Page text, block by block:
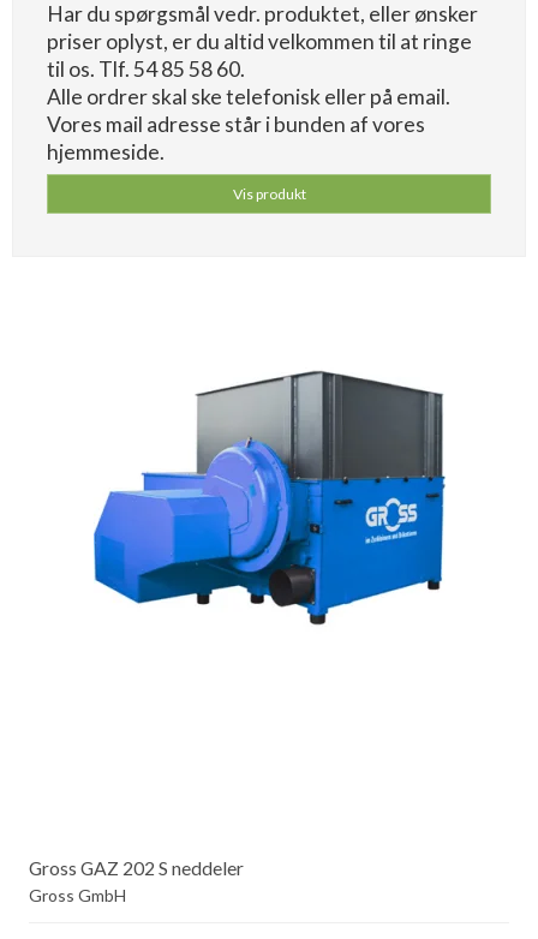
Har du spørgsmål vedr. produktet, eller ønsker
priser oplyst, er du altid velkommen til at ringe
til os. Tlf. 54 85 58 60.
Alle ordrer skal ske telefonisk eller på email.
Vores mail adresse står i bunden af vores
hjemmeside.
Vis produkt
Gross GAZ 202 S neddeler
Gross GmbH